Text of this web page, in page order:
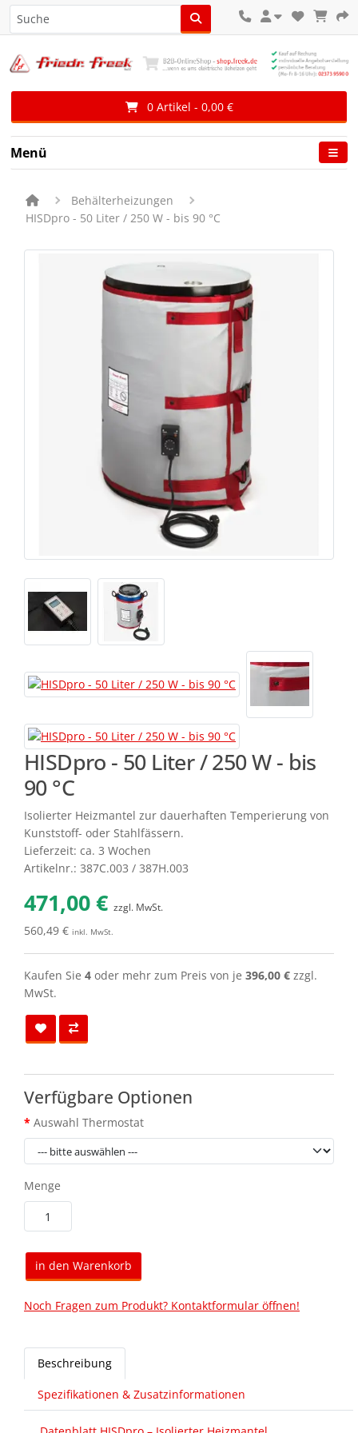
0 Artikel - 0,00 €
Menü
Behälterheizungen
HISDpro - 50 Liter / 250 W - bis 90 °C
HISDpro - 50 Liter / 250 W - bis
90 °C
Isolierter Heizmantel zur dauerhaften Temperierung von
Kunststoff- oder Stahlfässern.
Lieferzeit: ca. 3 Wochen
Artikelnr.: 387C.003 / 387H.003
471,00 € zzgl. MwSt.
560,49 € inkl. MwSt.
Kaufen Sie 4 oder mehr zum Preis von je 396,00 € zzgl.
MwSt.
Verfügbare Optionen
Auswahl Thermostat
Menge
in den Warenkorb
Noch Fragen zum Produkt? Kontaktformular öffnen!
Beschreibung
Spezifikationen & Zusatzinformationen